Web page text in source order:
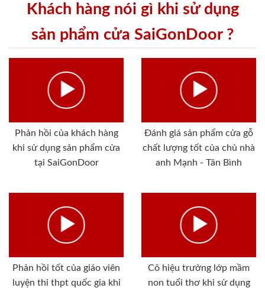
Khách hàng nói gì khi sử dụng
sản phẩm cửa SaiGonDoor ?
Phản hồi của khách hàng
khi sử dụng sản phẩm cửa
tại SaiGonDoor
Đánh giá sản phẩm cửa gỗ
chất lượng tốt của chủ nhà
anh Mạnh - Tân Bình
Phản hồi tốt của giáo viên
luyện thi thpt quốc gia khi
Cô hiệu trưởng lớp mầm
non tuổi thơ khi sử dụng